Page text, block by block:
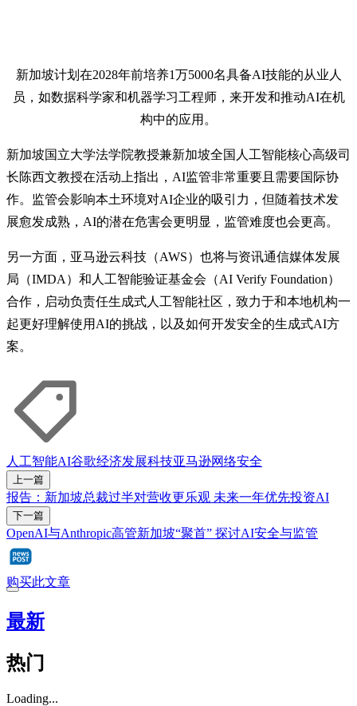
新加坡计划在2028年前培养1万5000名具备AI技能的从业人
员，如数据科学家和机器学习工程师，来开发和推动AI在机
构中的应用。
新加坡国立大学法学院教授兼新加坡全国人工智能核心高级司
长陈西文教授在活动上指出，AI监管非常重要且需要国际协
作。监管会影响本土环境对AI企业的吸引力，但随着技术发
展愈发成熟，AI的潜在危害会更明显，监管难度也会更高。
另一方面，亚马逊云科技（AWS）也将与资讯通信媒体发展
局（IMDA）和人工智能验证基金会（AI Verify Foundation）
合作，启动负责任生成式人工智能社区，致力于和本地机构一
起更好理解使用AI的挑战，以及如何开发安全的生成式AI方
案。
人工智能AI谷歌经济发展科技亚马逊网络安全
上一篇
报告：新加坡总裁过半对营收更乐观 未来一年优先投资AI
下一篇
OpenAI与Anthropic高管新加坡“聚首” 探讨AI安全与监管
购买此文章
最新
热门
Loading...